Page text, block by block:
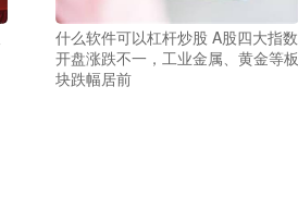
什么软件可以杠杆炒股 A股四大指数
开盘涨跌不一，工业金属、黄金等板
块跌幅居前